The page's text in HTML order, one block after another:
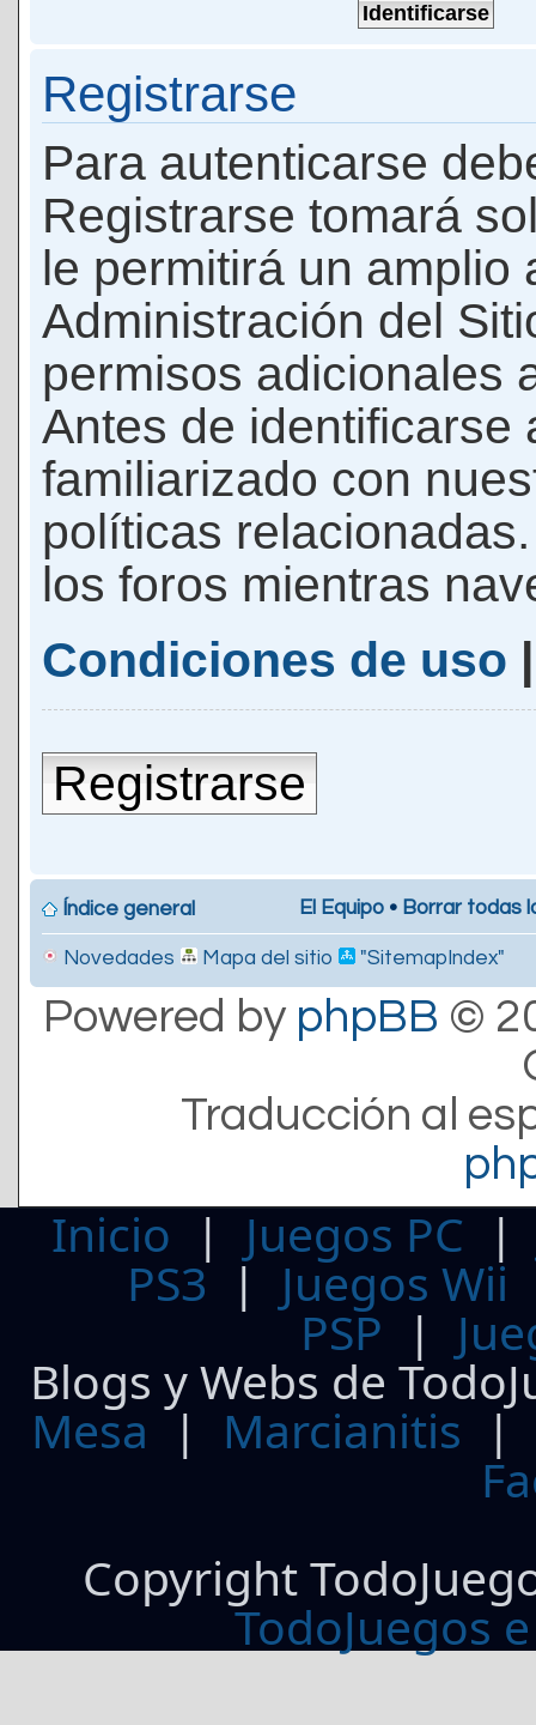
Registrarse
Para autenticarse
Registrarse tomará
le permitirá un amplio
Administración del
permisos adicionales
Antes de identificarse
familiarizado con
políticas
los foros mientras
Condiciones de uso
Registrarse
Índice general El Equipo • Borrar todas
Novedades Mapa del sitio "SitemapIndex"
Powered by phpBB ©
Traducción al
Inicio | Juegos PC
PS3| Juegos Wii
PSP |
Blogs y Webs de
Mesa | Marcianitis |
Copyright
TodoJuegos